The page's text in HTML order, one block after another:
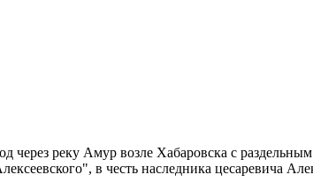
через реку Амур возле Хабаровска с
в честь наследника цесаревича